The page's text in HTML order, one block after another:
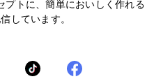
プトに、簡単においしく作れる
しています。